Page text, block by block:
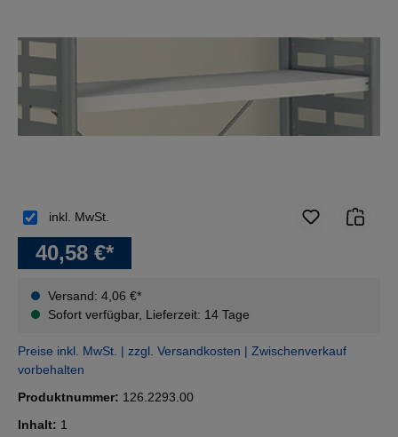
40,58 €*
Versand: 4,06 €*
Sofort verfügbar, Lieferzeit: 14 Tage
inkl. MwSt.
Preise inkl. MwSt. | zzgl. Versandkosten | Zwischenverkauf
vorbehalten
Produktnummer: 126.2293.00
Inhalt: 1